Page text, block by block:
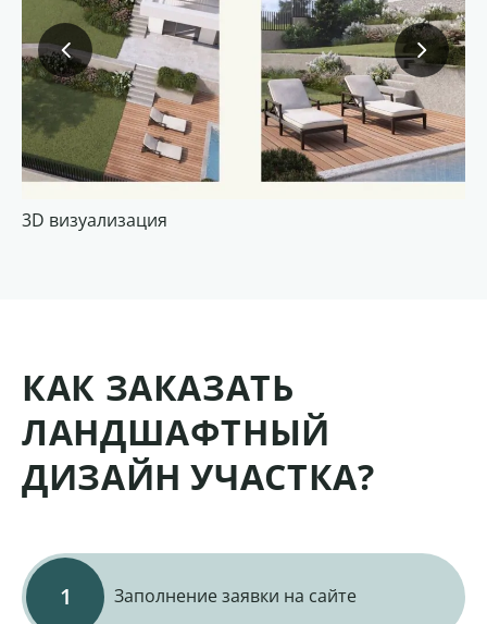
3D визуализация
КАК ЗАКАЗАТЬ
ЛАНДШАФТНЫЙ
ДИЗАЙН УЧАСТКА?
Заполнение заявки на сайте